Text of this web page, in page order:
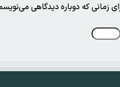
زمانی که دوباره دیدگاهی